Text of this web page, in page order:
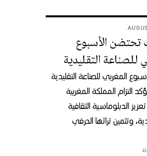
تحتضن الأسبوع
للصناعة التقليدية
المغربي للصناعة التقليدية
التزام المملكة المغربية
الدبلوماسية الثقافية
وتثمين تراثها الحرفي